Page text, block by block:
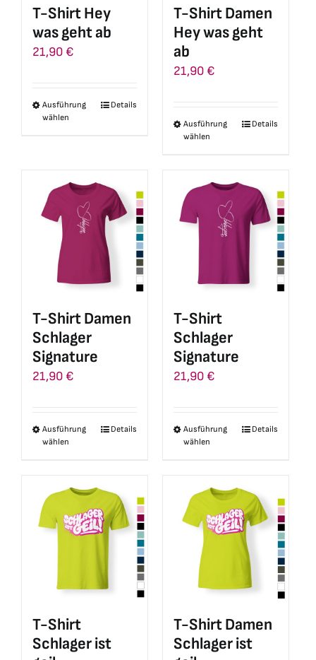
der
Produktseite
der
Produktseite
T-Shirt Hey
was geht ab
21,90 €
Ausführung
wählen
Dieses
Varianten
auf.
Die
Optionen
können
auf
Produktseite
gewählt
werden
Details
T-Shirt Damen
Hey was geht
ab
21,90 €
Ausführung
wählen
Dieses
mehrere
Varianten
auf.
Optionen
können
Produktseite
gewählt
Details
T-Shirt Damen
Schlager
Signature
21,90 €
Ausführung
wählen
Dieses
mehrere
Varianten
auf.
Optionen
können
Produktseite
Details
T-Shirt
Schlager
Signature
21,90 €
Ausführung
wählen
Dieses
mehrere
Varianten
auf.
Optionen
können
der
Produktseite
Details
T-Shirt
Schlager ist
T-Shirt Damen
Schlager ist